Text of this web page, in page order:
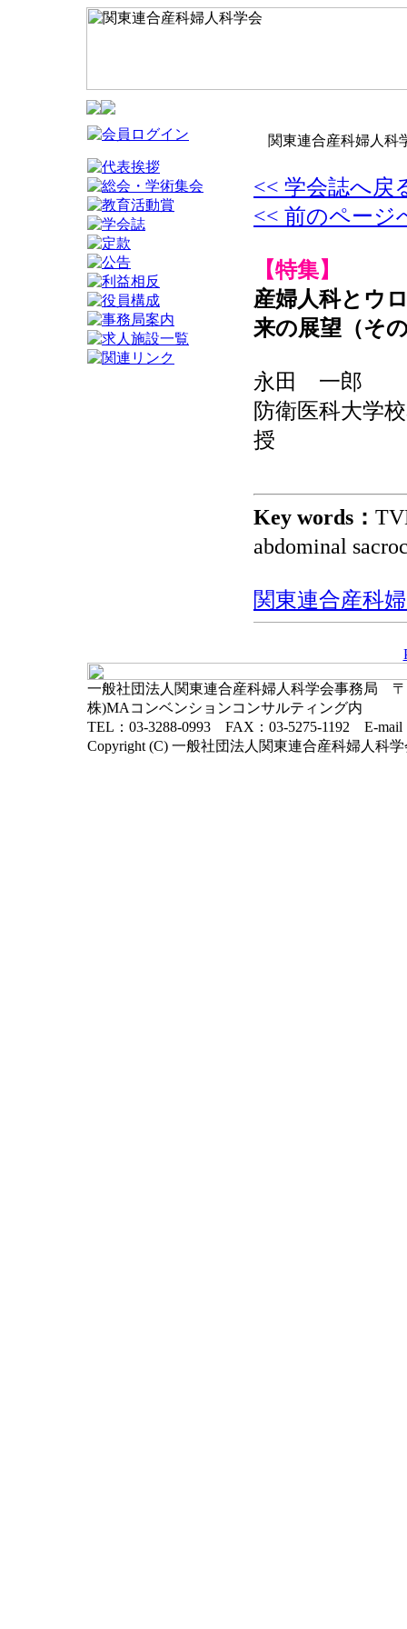
関東連合産科婦人科
<< 学会誌へ戻
<< 前のページ
【特集】
産婦人科とウ
来の展望（そ
永田 一郎
防衛医科大学
授
Key words：
abdominal
関東連合産科
一般社団法人関東連合産科婦人科学会事務局 〒
株)MAコンベンションコンサルティング内
TEL：03-3288-0993 FAX：03-5275-1192 E-mail
Copyright (C) 一般社団法人関東連合産科婦人科